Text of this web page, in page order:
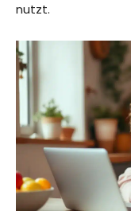
nutzt.